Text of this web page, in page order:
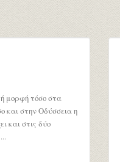
μορφή τόσο στα
και στην Οδύσσεια η
και στις δύο